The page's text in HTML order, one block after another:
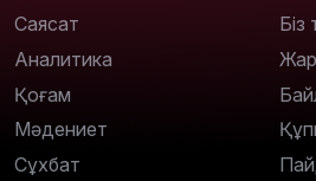
Саясат
Аналитика
Қоғам
Мәдениет
Сұхбат
Біз